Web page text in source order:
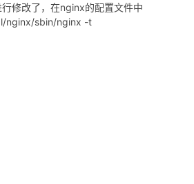
修改了，在nginx的配置文件中
nginx/sbin/nginx -t